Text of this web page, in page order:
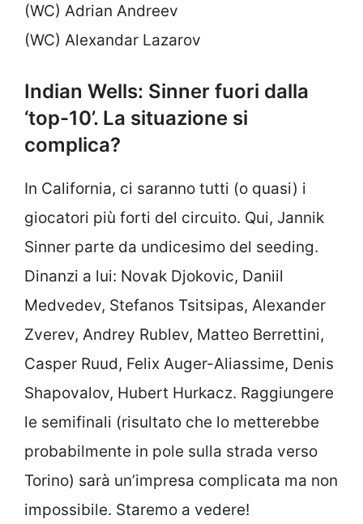
(WC) Adrian Andreev
(WC) Alexandar Lazarov
Indian Wells: Sinner fuori dalla
‘top-10’. La situazione si
complica?
In California, ci saranno tutti (o quasi) i
giocatori più forti del circuito. Qui, Jannik
Sinner parte da undicesimo del seeding.
Dinanzi a lui: Novak Djokovic, Daniil
Medvedev, Stefanos Tsitsipas, Alexander
Zverev, Andrey Rublev, Matteo Berrettini,
Casper Ruud, Felix Auger-Aliassime, Denis
Shapovalov, Hubert Hurkacz. Raggiungere
le semifinali (risultato che lo metterebbe
probabilmente in pole sulla strada verso
Torino) sarà un’impresa complicata ma non
impossibile. Staremo a vedere!